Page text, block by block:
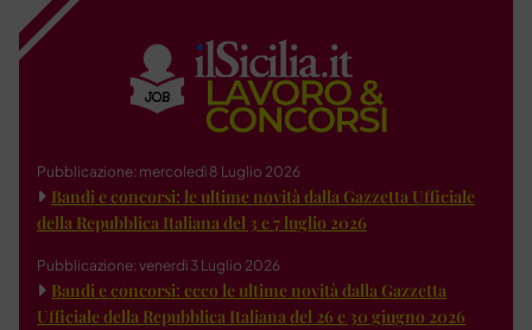
Pubblicazione: mercoledì 8 Luglio 2026
Bandi e concorsi: le ultime novità dalla Gazzetta Ufficiale
della Repubblica Italiana del 3 e 7 luglio 2026
Pubblicazione: venerdì 3 Luglio 2026
Bandi e concorsi: ecco le ultime novità dalla Gazzetta
Ufficiale della Repubblica Italiana del 26 e 30 giugno 2026